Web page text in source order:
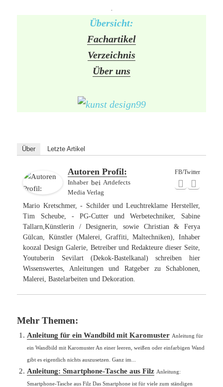
-
Übersicht:
Fachartikel
Verzeichnis
Über uns
Über Letzte Artikel
FB/Twitter
Autoren Profil:
Inhaberbei Artdefects
Media Verlag
Mario Kretschmer, - Schilder und Leuchtreklame Hersteller,
Tim Scheube, - PG-Cutter und Werbetechniker, Sabine
Tallarn,Künstlerin / Designerin, sowie Christian & Ferya
Gülcan, Künstler (Malerei, Graffiti, Maltechniken), Inhaber
koozal Design Galerie, Betreiber und Redakteure dieser Seite,
Youtuberin Sevilart (Dekok-Bastelkanal) schreiben hier
Wissenswertes, Anleitungen und Ratgeber zu Schablonen,
Malerei, Bastelarbeiten und Dekoration.
Mehr Themen:
Anleitung für ein Wandbild mit Karomuster Anleitung für
ein Wandbild mit Karomuster An einer leeren, weißen oder einfarbigen Wand
gibt es eigentlich nichts auszusetzen. Ganz im...
Anleitung: Smartphone-Tasche aus Filz Anleitung:
Smartphone-Tasche aus Filz Das Smartphone ist für viele zum ständigen